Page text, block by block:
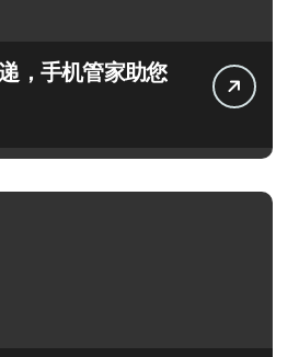
，手机管家助您